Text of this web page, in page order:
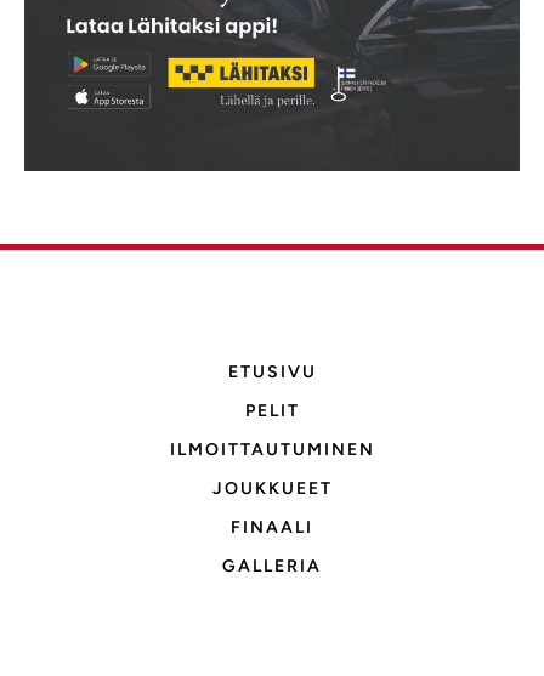
ETUSIVU
PELIT
ILMOITTAUTUMINEN
JOUKKUEET
FINAALI
GALLERIA